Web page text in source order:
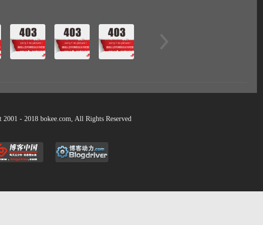
- 2018 bokee.com, All Rights Reserved